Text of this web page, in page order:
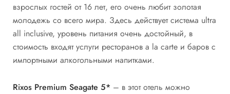
взрослых гостей от 16 лет, его очень любит золотая
молодежь со всего мира. Здесь действует система ultra
all inclusive, уровень питания очень достойный, в
стоимость входят услуги ресторанов a la carte и баров с
импортными алкогольными напитками.
Rixos Premium Seagate 5* – в этот отель можно